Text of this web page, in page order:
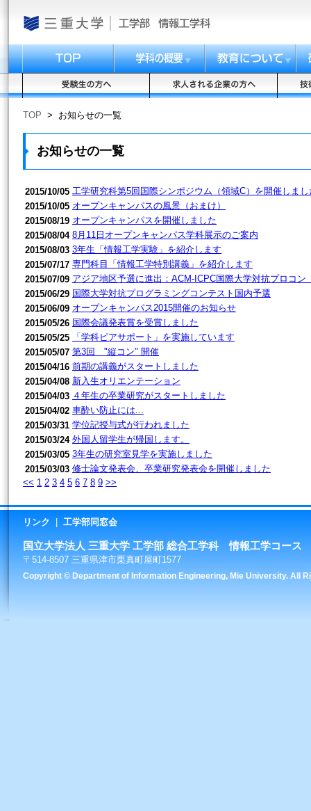
TOP > お知らせの一覧
お知らせの一覧
2015/10/05 工学研究科第5回国際シンポジウム（領域C）を開催しまし
2015/10/05 オープンキャンパスの風景（おまけ）
2015/08/19 オープンキャンパスを開催しました
2015/08/04 8月11日オープンキャンパス学科展示のご案内
2015/08/03 3年生「情報工学実験」を紹介します
2015/07/17 専門科目「情報工学特別講義」を紹介します
2015/07/09 アジア地区予選に進出：ACM-ICPC国際大学対抗プロコ
2015/06/29 国際大学対抗プログラミングコンテスト国内予選
2015/06/09 オープンキャンパス2015開催のお知らせ
2015/05/26 国際会議発表賞を受賞しました
2015/05/25
「学科ピアサポート」を実施しています
2015/05/07 第3回 "縦コン" 開催
2015/04/16 前期の講義がスタートしました
2015/04/08 新入生オリエンテーション
2015/04/03 ４年生の卒業研究がスタートしました
2015/04/02 車酔い防止には...
2015/03/31 学位記授与式が行われました
2015/03/24 外国人留学生が帰国します。
2015/03/05 3年生の研究室見学を実施しました
2015/03/03 修士論文発表会、卒業研究発表会を開催しました
<< 1 2 3 4 5 6 7 8 9 >>
リンク 工学部同窓会
国立大学法人 三重大学 工学部 総合工学科 情報工学コース
〒514-8507 三重県津市栗真町屋町1577
Copyright © Department of Information Engineering, Mie University. All